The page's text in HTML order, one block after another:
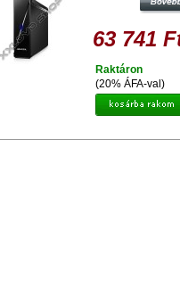
63 741
(20% ÁFA-val)
Raktáron